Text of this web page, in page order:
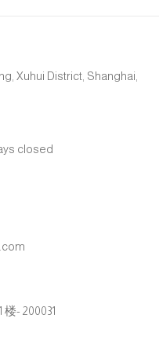
Xuhui District, Shanghai,
closed
- 200031